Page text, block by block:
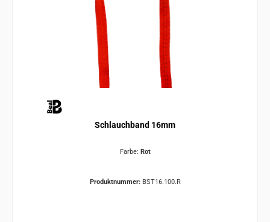
Schlauchband 16mm
Farbe: Rot
Produktnummer: BST16.100.R